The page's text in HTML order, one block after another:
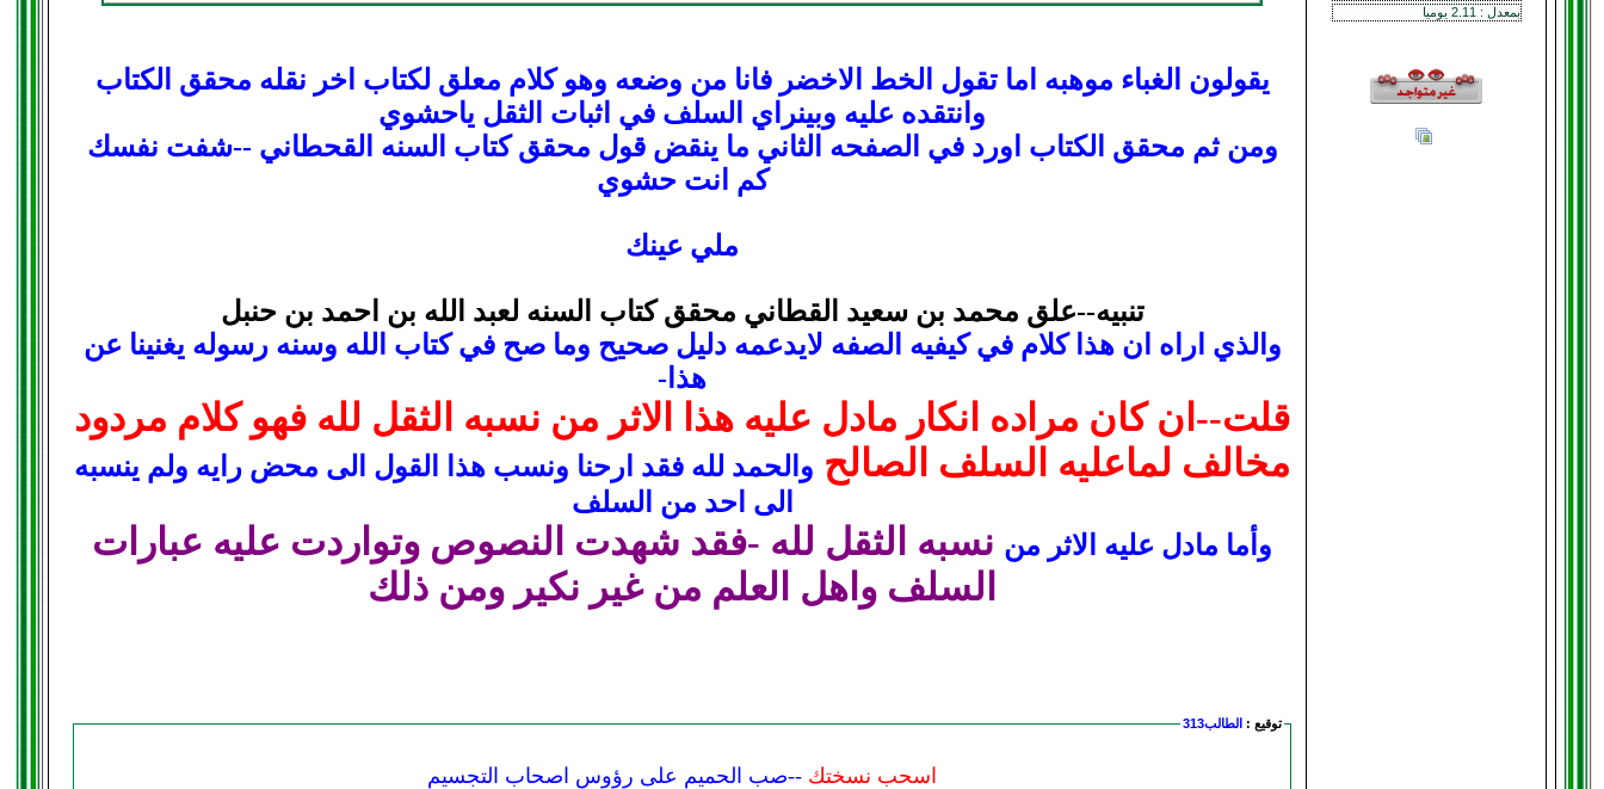
بمعدل : 2.11 يوميا
يقولون الغباء موهبه اما تقول الخط الاخضر فانا من وضعه وهو كلام معلق لكتاب اخر نقله محقق الكتاب
وانتقده عليه وبينراي السلف في اثبات الثقل ياحشوي
ومن ثم محقق الكتاب اورد في الصفحه الثاني ما ينقض قول محقق كتاب السنه القحطاني --شفت نفسك
كم انت حشوي
ملي عينك
تنبيه--علق محمد بن سعيد القطاني محقق كتاب السنه لعبد الله بن احمد بن حنبل
والذي اراه ان هذا كلام في كيفيه الصفه لايدعمه دليل صحيح وما صح في كتاب الله وسنه رسوله يغنينا عن
هذا-
قلت--ان كان مراده انكار مادل عليه هذا الاثر من نسبه الثقل لله فهو كلام مردود
مخالف لماعليه السلف الصالح والحمد لله فقد ارحنا ونسب هذا القول الى محض رايه ولم ينسبه
الى احد من السلف
وأما مادل عليه الاثر من نسبه الثقل لله -فقد شهدت النصوص وتواردت عليه عبارات
السلف واهل العلم من غير نكير ومن ذلك
توقيع : الطالب313
اسحب نسختك --صب الحميم على رؤوس اصحاب التجسيم